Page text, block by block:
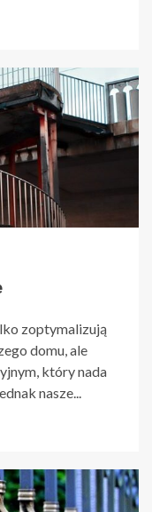
zoptymalizują
domu, ale
który nada
nasze...